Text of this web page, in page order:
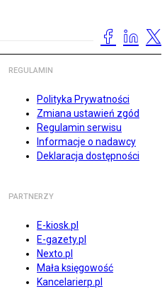
REGULAMIN
Polityka Prywatności
Zmiana ustawień zgód
Regulamin serwisu
Informacje o nadawcy
Deklaracja dostępności
PARTNERZY
E-kiosk.pl
E-gazety.pl
Nexto.pl
Mała księgowość
Kancelarierp.pl